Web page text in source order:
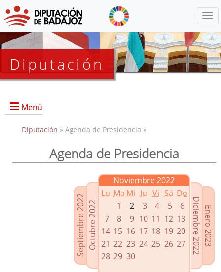
Diputación
Menú
Presidencia
Enlaces relacionados
Agenda de Presidencia
Plenos provinciales y Juntas de gobierno
Oficina de Proyectos Europeos
Diputación » Agenda de Presidencia »
Agenda de Presidencia
Septiembre 2022Octubre 2022
Noviembre 2022
Lu Ma Mi Ju Vi Sá Do
1
2 3 4 5
6
7
8 9 10 11 12 13
14 15 16 17 18 19 20
21 22 23 24 25 26 27
28 29 30
Enero 2023
Diciembre 2022